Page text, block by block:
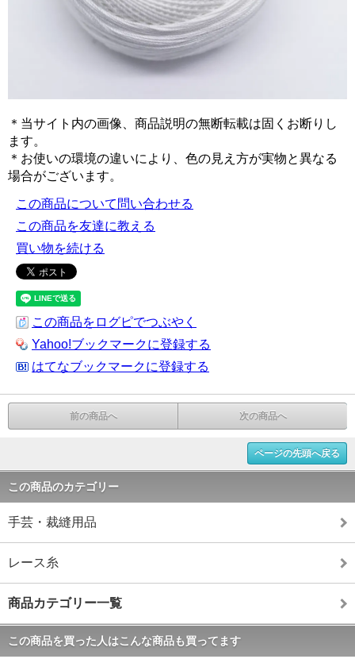
＊当サイト内の画像、商品説明の無断転載は固くお断りし
ます。
＊お使いの環境の違いにより、色の見え方が実物と異なる
場合がございます。
この商品について問い合わせる
この商品を友達に教える
買い物を続ける
この商品をログピでつぶやく
Yahoo!ブックマークに登録する
はてなブックマークに登録する
前の商品へ 次の商品へ
ページの先頭へ戻る
この商品のカテゴリー
手芸・裁縫用品
レース糸
商品カテゴリー一覧
この商品を買った人はこんな商品も買ってます